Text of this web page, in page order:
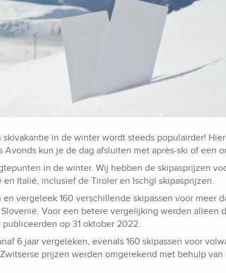
in de winter wordt steeds populairder!
Avonds kun je de dag afsluiten met après-ski of een
in de winter. Wij hebben de skipasprijzen
Italië, inclusief de Tiroler en Ischgl skipasprijzen.
en vergeleek 160 verschillende skipassen voor
Voor een betere vergelijking werden alleen
op 31 oktober 2022.
6 jaar vergeleken, evenals 160 skipassen voor
prijzen werden omgerekend met behulp van